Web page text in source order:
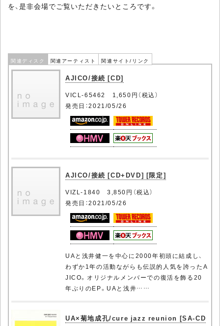
を、是非会場でご覧いただきたいところです。
関連ディスク 関連アーティスト 関連サイト/リンク
AJICO/接続 [CD]
VICL-65462 1,650円（税込）
発売日：2021/05/26
AJICO/接続 [CD+DVD] [限定]
VIZL-1840 3,850円（税込）
発売日：2021/05/26
UAと浅井健一を中心に2000年初頭に結成し、
わずか1年の活動ながらも伝説的人気を誇ったA
JICO。オリジナルメンバーでの復活を飾る20
年ぶりのEP。UAと浅井……
UA×菊地成孔/cure jazz reunion [SA-CD